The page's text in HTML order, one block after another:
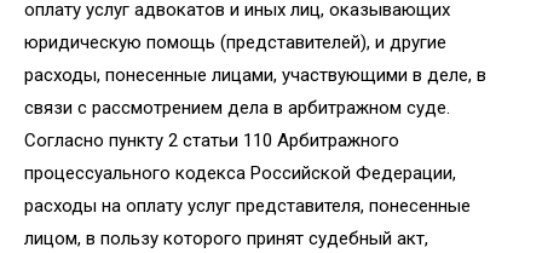
оплату услуг адвокатов и иных лиц, оказывающих
юридическую помощь (представителей), и другие
расходы, понесенные лицами, участвующими в деле, в
связи с рассмотрением дела в арбитражном суде.
Согласно пункту 2 статьи 110 Арбитражного
процессуального кодекса Российской Федерации,
расходы на оплату услуг представителя, понесенные
лицом, в пользу которого принят судебный акт,